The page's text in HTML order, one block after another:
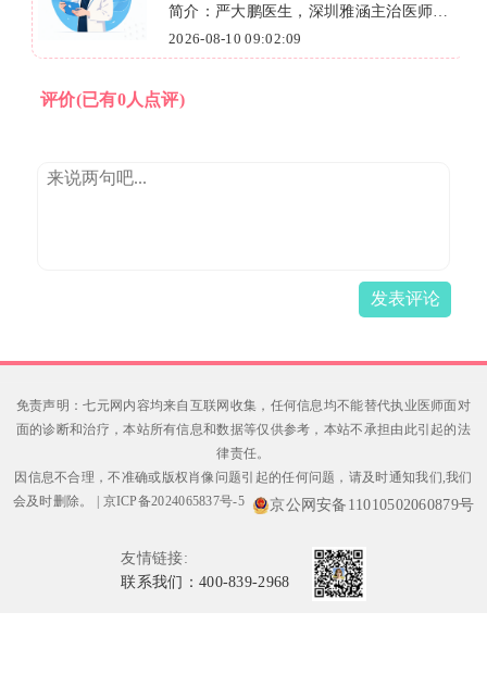
治医师，
、贴面、
简介：长春嘉和整形外科医院李燕医
擅长吸脂塑形、面部提升等多种医美
2026-08-10 09:00:17
评价(已有0人点评)
发表评论
免责声明：七元网内容均来自互联网收集，任何信息均不能替代执业医师面对
面的诊断和治疗，本站所有信息和数据等仅供参考，本站不承担由此引起的法
律责任。
因信息不合理，不准确或版权肖像问题引起的任何问题，请及时通知我们,我们
会及时删除。
京ICP备2024065837号-5 京公网安备11010502060879号
友情链接:
联系我们：400-839-2968